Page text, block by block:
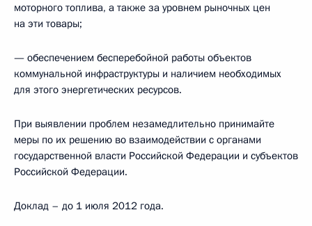
моторного топлива, а также за уровнем рыночных цен
на эти товары;
— обеспечением бесперебойной работы объектов
коммунальной инфраструктуры и наличием необходимых
для этого энергетических ресурсов.
При выявлении проблем незамедлительно принимайте
меры по их решению во взаимодействии с органами
государственной власти Российской Федерации и субъектов
Российской Федерации.
Доклад – до 1 июля 2012 года.